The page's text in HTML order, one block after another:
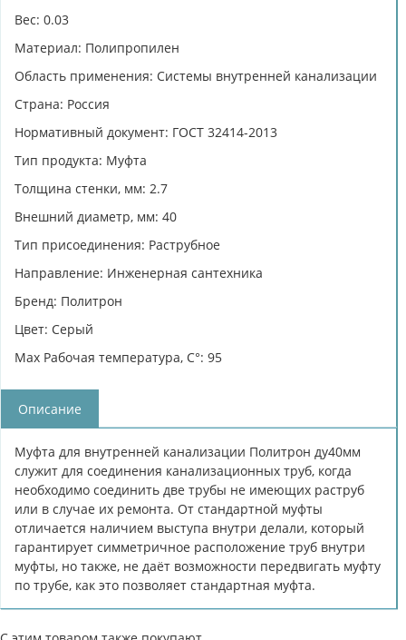
Вес: 0.03
Материал: Полипропилен
Область применения: Системы внутренней канализации
Страна: Россия
Нормативный документ: ГОСТ 32414-2013
Тип продукта: Муфта
Толщина стенки, мм: 2.7
Внешний диаметр, мм: 40
Тип присоединения: Раструбное
Направление: Инженерная сантехника
Бренд: Политрон
Цвет: Серый
Max Рабочая температура, C°: 95
Описание
Муфта для внутренней канализации Политрон ду40мм
служит для соединения канализационных труб, когда
необходимо соединить две трубы не имеющих раструб
или в случае их ремонта. От стандартной муфты
отличается наличием выступа внутри делали, который
гарантирует симметричное расположение труб внутри
муфты, но также, не даёт возможности передвигать муфту
по трубе, как это позволяет стандартная муфта.